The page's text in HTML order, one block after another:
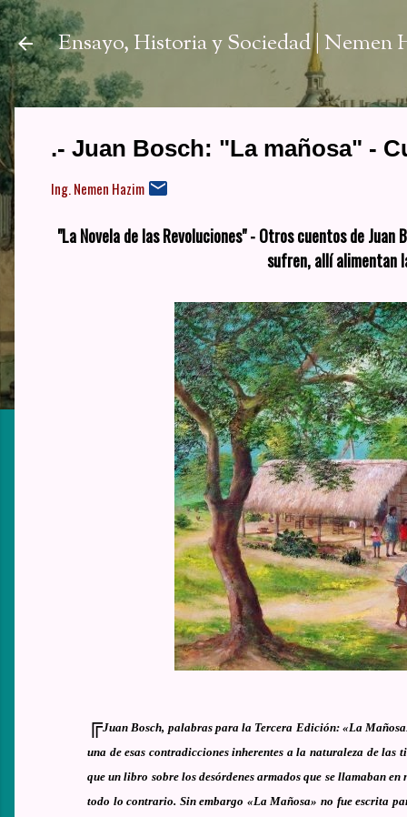
Ensayo, Historia y Sociedad | Nemen
.- Juan Bosch: "La mañosa" -
Ing. Nemen Hazim
"La Novela de las Revoluciones" - Otros cuentos de
sufren, allí alimentan
╔Juan Bosch, palabras para la Tercera Edición: «La
una de esas contradicciones inherentes a la naturaleza de
que un libro sobre los desórdenes armados que se llamaban
todo lo contrario. Sin embargo «La Mañosa» no fue escrita